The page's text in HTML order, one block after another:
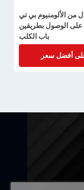
من الألومنيوم بي تي
على الوصول بطريقين
باب الكلب
أفضل سعر